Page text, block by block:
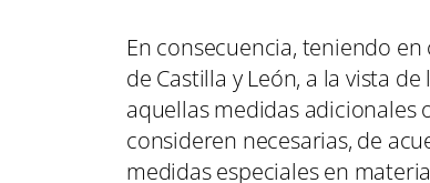
En consecuencia, teniendo
de Castilla y León, a la vista
aquellas medidas adicionales
consideren necesarias, de
medidas especiales en